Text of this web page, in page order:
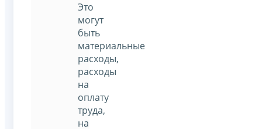
Это
могут
быть
материальные
расходы,
расходы
на
оплату
труда,
на